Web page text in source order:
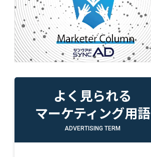
よく見られる
マーケティング用語
ADVERTISING TERM